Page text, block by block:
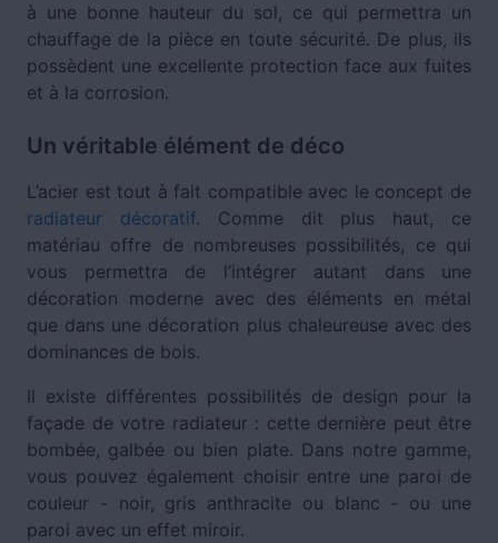
à une bonne hauteur du sol, ce qui permettra un
chauffage de la pièce en toute sécurité. De plus, ils
possèdent une excellente protection face aux fuites
et à la corrosion.
Un véritable élément de déco
L’acier est tout à fait compatible avec le concept de
radiateur décoratif. Comme dit plus haut, ce
matériau offre de nombreuses possibilités, ce qui
vous permettra de l’intégrer autant dans une
décoration moderne avec des éléments en métal
que dans une décoration plus chaleureuse avec des
dominances de bois.
Il existe différentes possibilités de design pour la
façade de votre radiateur : cette dernière peut être
bombée, galbée ou bien plate. Dans notre gamme,
vous pouvez également choisir entre une paroi de
couleur - noir, gris anthracite ou blanc - ou une
paroi avec un effet miroir.